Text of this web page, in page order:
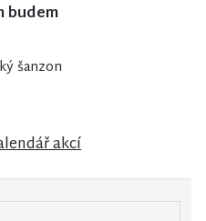
budem
šanzon
akcí